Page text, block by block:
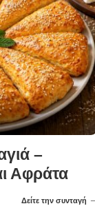
–
Αφράτα
Δείτε την συνταγή